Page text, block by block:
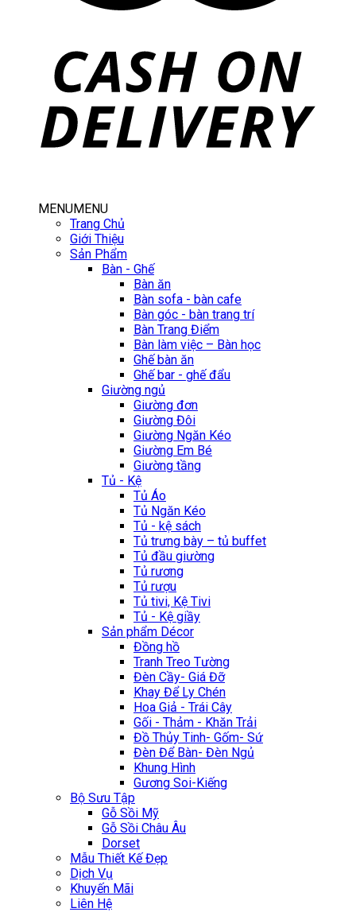
MENUMENU
Trang Chủ
Giới Thiệu
Sản Phẩm
Bàn - Ghế
Bàn ăn
Bàn sofa - bàn cafe
Bàn góc - bàn trang trí
Bàn Trang Điểm
Bàn làm việc – Bàn học
Ghế bàn ăn
Ghế bar - ghế đẩu
Giường ngủ
Giường đơn
Giường Đôi
Giường Ngăn Kéo
Giường Em Bé
Giường tầng
Tủ - Kệ
Tủ Áo
Tủ Ngăn Kéo
Tủ - kệ sách
Tủ trưng bày – tủ buffet
Tủ đầu giường
Tủ rương
Tủ rượu
Tủ tivi, Kệ Tivi
Tủ - Kệ giầy
Sản phẩm Décor
Đồng hồ
Tranh Treo Tường
Đèn Cầy- Giá Đỡ
Khay Để Ly Chén
Hoa Giả - Trái Cây
Gối - Thảm - Khăn Trải
Đồ Thủy Tinh- Gốm- Sứ
Đèn Để Bàn- Đèn Ngủ
Khung Hình
Gương Soi-Kiếng
Bộ Sưu Tập
Gỗ Sồi Mỹ
Gỗ Sồi Châu Âu
Dorset
Mẫu Thiết Kế Đẹp
Dịch Vụ
Khuyến Mãi
Liên Hệ